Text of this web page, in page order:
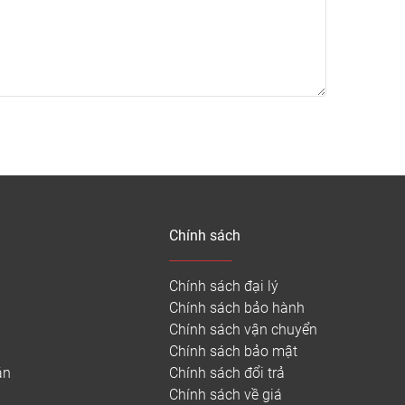
gỗ tự nhiên hay sàn gỗ công nghiệp, bạn
hoặc sơn lại sàn vài năm một lần.
Chính sách
Chính sách đại lý
Chính sách bảo hành
Chính sách vận chuyển
Chính sách bảo mật
Chính sách đổi trả
Chính sách về giá